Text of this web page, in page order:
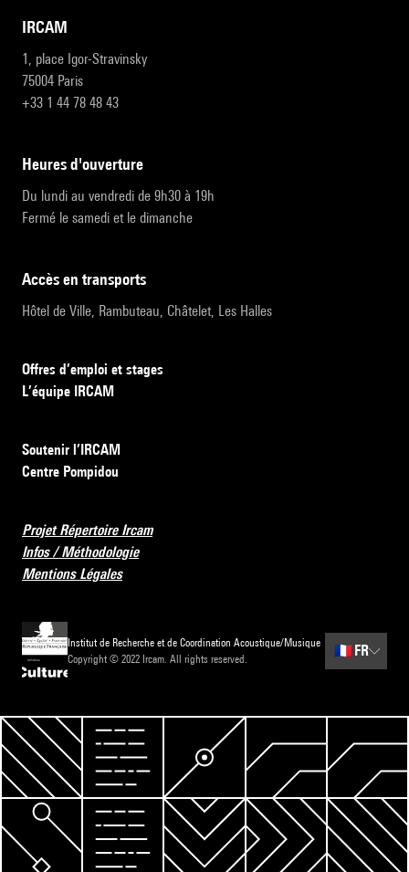
IRCAM
1, place Igor-Stravinsky
75004 Paris
+33 1 44 78 48 43
heures d'ouverture
Du lundi au vendredi de 9h30 à 19h
Fermé le samedi et le dimanche
accès en transports
Hôtel de Ville, Rambuteau, Châtelet, Les Halles
Offres d’emploi et stages
L’équipe IRCAM
Soutenir l’IRCAM
Centre Pompidou
Projet Répertoire Ircam
Infos / Méthodologie
Mentions Légales
Institut de Recherche et de Coordination Acoustique/Musique
Copyright © 2022 Ircam. All rights reserved.
🇫🇷 FR